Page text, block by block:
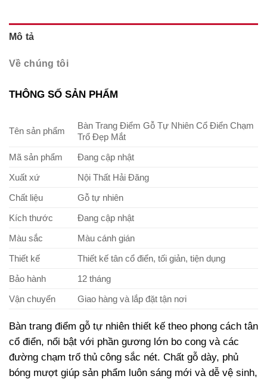
Mô tả
Về chúng tôi
THÔNG SỐ SẢN PHẨM
Tên sản phẩm
Bàn Trang Điểm Gỗ Tự Nhiên Cổ Điển Chạm
Trổ Đẹp Mắt
Mã sản phẩm
Đang cập nhật
Xuất xứ
Nội Thất Hải Đăng
Chất liệu
Gỗ tự nhiên
Kích thước
Đang cập nhật
Màu sắc
Màu cánh gián
Thiết kế
Thiết kế tân cổ điển, tối giản, tiện dụng
Bảo hành
12 tháng
Vận chuyển
Giao hàng và lắp đặt tận nơi
Bàn trang điểm gỗ tự nhiên thiết kế theo phong cách tân
cổ điển, nổi bật với phần gương lớn bo cong và các
đường chạm trổ thủ công sắc nét. Chất gỗ dày, phủ
bóng mượt giúp sản phẩm luôn sáng mới và dễ vệ sinh,